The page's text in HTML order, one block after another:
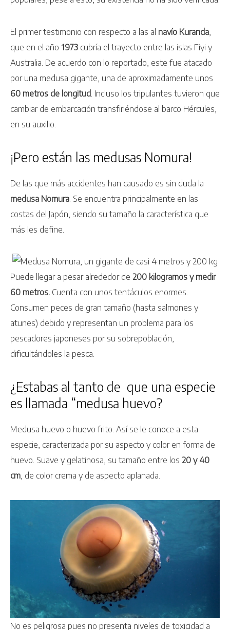
El primer testimonio con respecto a las al navío Kuranda
que en el año 1973 cubría el trayecto entre las islas Fiyi y
Australia. De acuerdo con lo reportado, este fue atacado
por una medusa gigante, una de aproximadamente unos
60 metros de longitud . Incluso los tripulantes tuvieron que
cambiar de embarcación transfiriéndose al barco Hércules,
en su auxilio.
¡Pero están las medusas Nomura!
De las que más accidentes han causado es sin duda la
medusa Nomura . Se encuentra principalmente en las
costas del Japón, siendo su tamaño la característica que
más les define.
Puede llegar a pesar alrededor de 200 kilogramos y medir
60 metros. Cuenta con unos tentáculos enormes.
Consumen peces de gran tamaño (hasta salmones y
atunes) debido y representan un problema para los
pescadores japoneses por su sobrepoblación,
dificultándoles la pesca.
¿Estabas al tanto de que una especie
es llamada “medusa huevo?
Medusa huevo o huevo frito. Así se le conoce a esta
especie, caracterizada por su aspecto y color en forma de
huevo. Suave y gelatinosa, su tamaño entre los 20 y 40
cm, de color crema y de aspecto aplanada.
No es peligrosa pues no presenta niveles de toxicidad a